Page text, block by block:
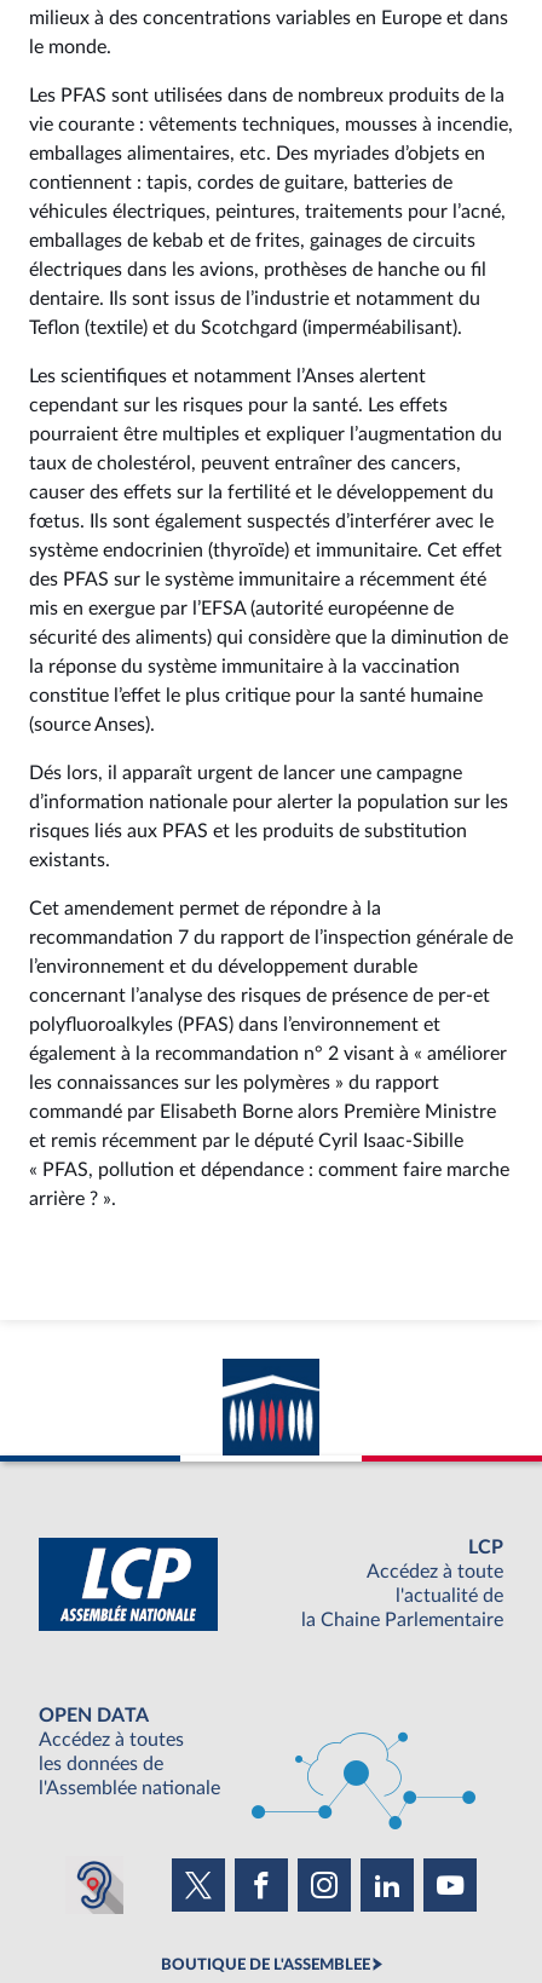
milieux à des concentrations variables en Europe et dans
le monde.
Les PFAS sont utilisées dans de nombreux produits de la
vie courante : vêtements techniques, mousses à incendie,
emballages alimentaires, etc. Des myriades d’objets en
contiennent : tapis, cordes de guitare, batteries de
véhicules électriques, peintures, traitements pour l’acné,
emballages de kebab et de frites, gainages de circuits
électriques dans les avions, prothèses de hanche ou fil
dentaire. Ils sont issus de l’industrie et notamment du
Teflon (textile) et du Scotchgard (imperméabilisant).
Les scientifiques et notamment l’Anses alertent
cependant sur les risques pour la santé. Les effets
pourraient être multiples et expliquer l’augmentation du
taux de cholestérol, peuvent entraîner des cancers,
causer des effets sur la fertilité et le développement du
fœtus. Ils sont également suspectés d’interférer avec le
système endocrinien (thyroïde) et immunitaire. Cet effet
des PFAS sur le système immunitaire a récemment été
mis en exergue par l’EFSA (autorité européenne de
sécurité des aliments) qui considère que la diminution de
la réponse du système immunitaire à la vaccination
constitue l’effet le plus critique pour la santé humaine
(source Anses).
Dés lors, il apparaît urgent de lancer une campagne
d’information nationale pour alerter la population sur les
risques liés aux PFAS et les produits de substitution
existants.
Cet amendement permet de répondre à la
recommandation 7 du rapport de l’inspection générale de
l’environnement et du développement durable
concernant l’analyse des risques de présence de per-et
polyfluoroalkyles (PFAS) dans l’environnement et
également à la recommandation n° 2 visant à « améliorer
les connaissances sur les polymères » du rapport
commandé par Elisabeth Borne alors Première Ministre
et remis récemment par le député Cyril Isaac-Sibille
« PFAS, pollution et dépendance : comment faire marche
arrière ? ».
LCP
Accédez à toute
l'actualité de
la Chaine Parlementaire
OPEN DATA
Accédez à toutes
les données de
l'Assemblée nationale
BOUTIQUE DE L'ASSEMBLEE